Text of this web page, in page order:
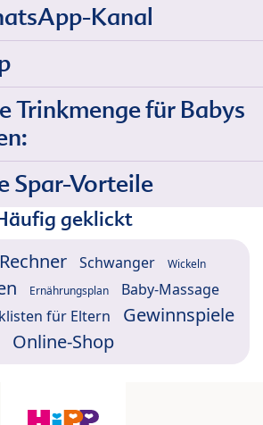
Kanal
Trinkmenge für Babys
Spar-Vorteile
geklickt
Schwanger Wickeln
Ernährungsplan Baby-Massage
für Eltern
Gewinnspiele
Online-Shop